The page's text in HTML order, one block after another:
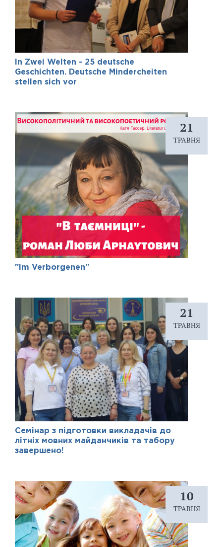
In Zwei Welten - 25 deutsche
Geschichten. Deutsche Mindercheiten
stellen sich vor
21
ТРАВНЯ
"Im Verborgenen"
21
ТРАВНЯ
Семінар з підготовки викладачів до
літніх мовних майданчиків та табору
завершено!
10
ТРАВНЯ